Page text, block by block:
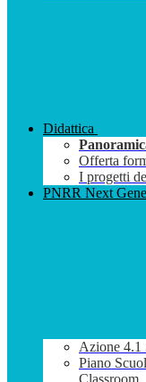
Didattica
Offerta
I progetti
PNRR Next
Azione 4.1
Piano